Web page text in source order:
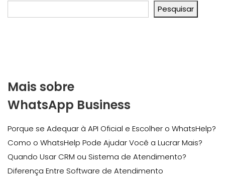
Pesquisar
Mais sobre
WhatsApp Business
Porque se Adequar à API Oficial e Escolher o WhatsHelp?
Como o WhatsHelp Pode Ajudar Você a Lucrar Mais?
Quando Usar CRM ou Sistema de Atendimento?
Diferença Entre Software de Atendimento